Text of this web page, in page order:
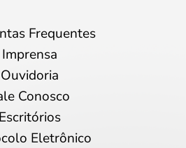
Frequentes
Imprensa
Ouvidoria
Conosco
Escritórios
Eletrônico